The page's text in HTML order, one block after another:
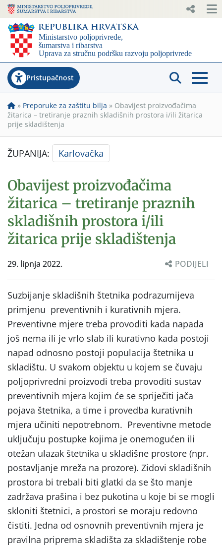
Pristupačnost
» Preporuke za zaštitu bilja » Obavijest proizvođačima
žitarica – tretiranje praznih skladišnih prostora i/ili žitarica
prije skladištenja
ŽUPANIJA: Karlovačka
Obavijest proizvođačima
žitarica – tretiranje praznih
skladišnih prostora i/ili
žitarica prije skladištenja
29. lipnja 2022. PODIJELI
Suzbijanje skladišnih štetnika podrazumijeva
primjenu preventivnih i kurativnih mjera.
Preventivne mjere treba provoditi kada napada
još nema ili je vrlo slab ili kurativno kada postoji
napad odnosno postoji populacija štetnika u
skladištu. U svakom objektu u kojem se čuvaju
poljoprivredni proizvodi treba provoditi sustav
preventivnih mjera kojim će se spriječiti jača
pojava štetnika, a time i provedba kurativnih
mjera učiniti nepotrebnom. Preventivne metode
uključuju postupke kojima je onemogućen ili
otežan ulazak štetnika u skladišne prostore (npr.
postavljanje mreža na prozore). Zidovi skladišnih
prostora bi trebali biti glatki da se što manje
zadržava prašina i bez pukotina u koje bi se mogli
skloniti štetnici, a prostori se moraju redovno
čistiti. Jedna od osnovnih preventivnih mjera je
pravilna priprema skladišta za skladištenje robe